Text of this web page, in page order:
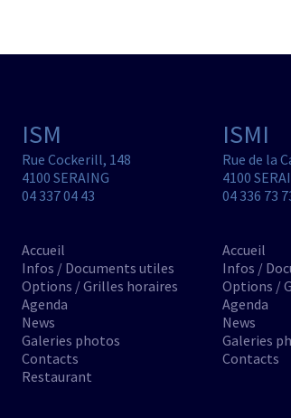
ISM
Rue Cockerill, 148
4100 SERAING
04 337 04 43
Accueil
Infos / Documents utiles
Options / Grilles horaires
Agenda
News
Galeries photos
Contacts
Restaurant
ISMI
Rue de la
4100
04 336 73
Accueil
Infos /
Options /
Agenda
News
Galeries
Contacts